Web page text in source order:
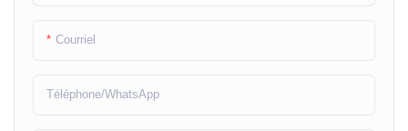
Courriel
Téléphone/WhatsApp